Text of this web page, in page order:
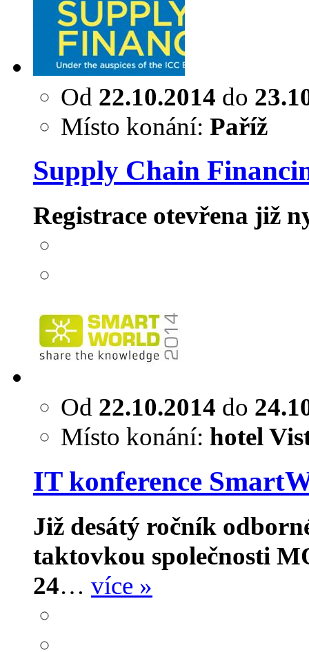
Od 22.10.2014 do
Místo konání: Paříž
Supply Chain
Registrace otevřena již
Od 22.10.2014 do
Místo konání: hotel
IT konference
Již desátý ročník
taktovkou společnosti
24… více »